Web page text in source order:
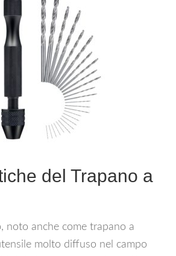
del Trapano a
noto anche come trapano a
molto diffuso nel campo